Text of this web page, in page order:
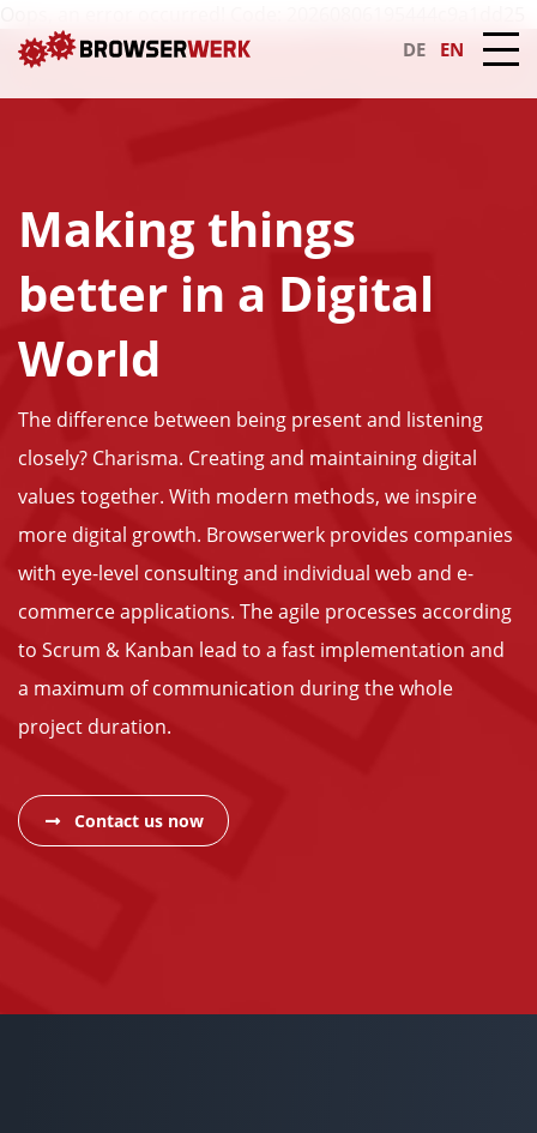
DE EN
Making things
better in a Digital
World
The difference between being present and listening
closely? Charisma. Creating and maintaining digital
values ​​together. With modern methods, we inspire
more digital growth. Browserwerk provides companies
with eye-level consulting and individual web and e-
commerce applications. The agile processes according
to Scrum & Kanban lead to a fast implementation and
a maximum of communication during the whole
project duration.
Contact us now